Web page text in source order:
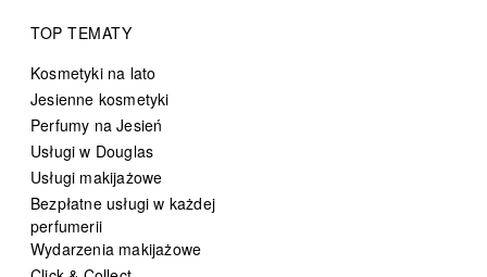
TOP TEMATY
Kosmetyki na lato
Jesienne kosmetyki
Perfumy na Jesień
Usługi w Douglas
Usługi makijażowe
Bezpłatne usługi w każdej
perfumerii
Wydarzenia makijażowe